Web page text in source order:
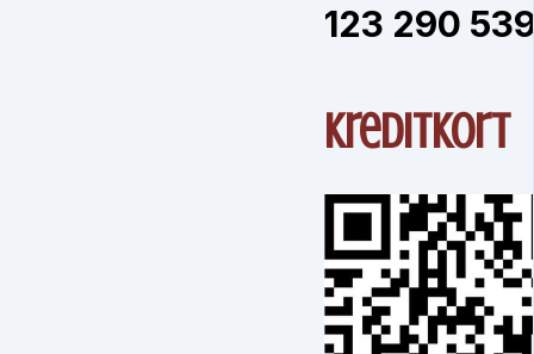
123 290
Kreditkort